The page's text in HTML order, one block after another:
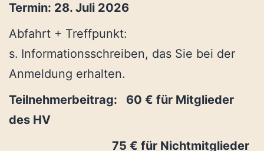
Termin: 28. Juli 2026
Abfahrt + Treffpunkt:
s. Informationsschreiben, das Sie bei der
Anmeldung erhalten.
Teilnehmerbeitrag: 60 € für Mitglieder
des HV
75 € für Nichtmitglieder